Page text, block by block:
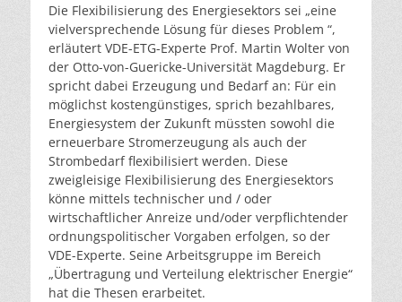
Die Flexibilisierung des Energiesektors sei „eine
vielversprechende Lösung für dieses Problem “,
erläutert VDE-ETG-Experte Prof. Martin Wolter von
der Otto-von-Guericke-Universität Magdeburg. Er
spricht dabei Erzeugung und Bedarf an: Für ein
möglichst kostengünstiges, sprich bezahlbares,
Energiesystem der Zukunft müssten sowohl die
erneuerbare Stromerzeugung als auch der
Strombedarf flexibilisiert werden. Diese
zweigleisige Flexibilisierung des Energiesektors
könne mittels technischer und / oder
wirtschaftlicher Anreize und/oder verpflichtender
ordnungspolitischer Vorgaben erfolgen, so der
VDE-Experte. Seine Arbeitsgruppe im Bereich
„Übertragung und Verteilung elektrischer Energie“
hat die Thesen erarbeitet.